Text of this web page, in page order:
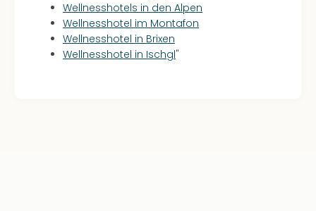
Wellnesshotels in den Alpen
Wellnesshotel im Montafon
Wellnesshotel in Brixen
Wellnesshotel in Ischgl"